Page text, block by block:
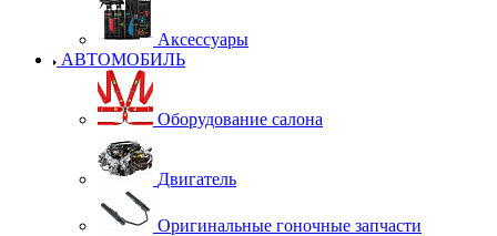
Аксессуары
АВТОМОБИЛЬ
Оборудование салона
Двигатель
Оригинальные гоночные запчасти